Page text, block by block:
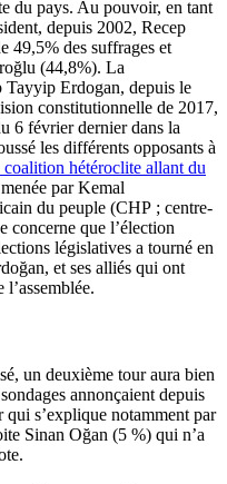
du pays. Au pouvoir, en tant
depuis 2002, Recep
49,5% des suffrages et
(44,8%). La
Tayyip Erdogan, depuis le
constitutionnelle de 2017,
6 février dernier dans la
les différents opposants à
coalition hétéroclite allant du
par Kemal
du peuple (CHP ; centre-
concerne que l’élection
législatives a tourné en
et ses alliés qui ont
un deuxième tour aura bien
annonçaient depuis
s’explique notamment par
Sinan Oğan (5 %) qui n’a